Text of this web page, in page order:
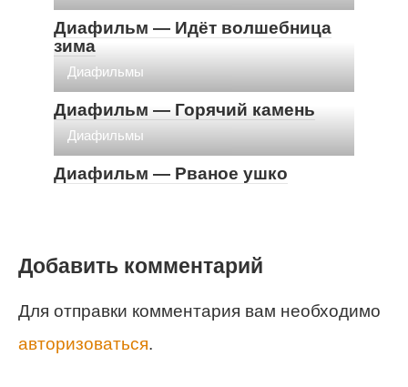
Диафильм — Идёт волшебница
зима
Диафильмы
Диафильм — Горячий камень
Диафильмы
Диафильм — Рваное ушко
Добавить комментарий
Для отправки комментария вам необходимо
авторизоваться.